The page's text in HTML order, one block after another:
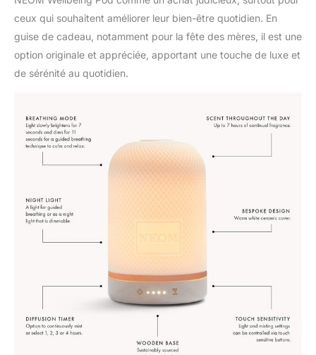
pensez à notre diffuseur de parfum lorsque
vous recherchez le cadeau parfait pour vos
proches. Plus qu'un simple cadeau, c'est un
cadeau de bien-être. Que ce soit pour Noël,
un anniversaire de mariage ou toute
occasion spéciale, ce diffuseur ajoute un
vie en sanctuaires de soins personnels.
ceux qui souhaitent améliorer leur bien-être quotidien. En
guise de cadeau, notamment pour la fête des mères, il est une
option originale et appréciée, apportant une touche de luxe et
de sérénité au quotidien.